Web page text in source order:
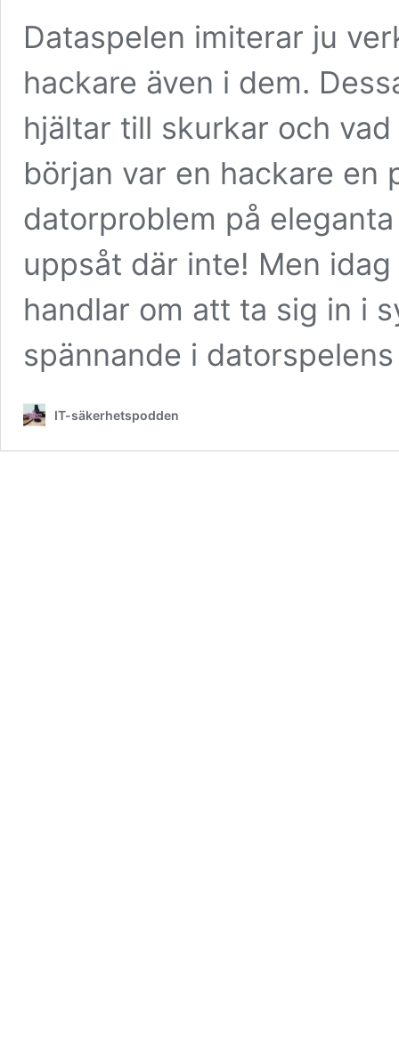
Dataspelen imiterar ju
hackare även i dem.
hjältar till skurkar och
början var en hackare en
datorproblem på
uppsåt där inte! Men
handlar om att ta sig in i
spännande i
IT-säkerhetspodden